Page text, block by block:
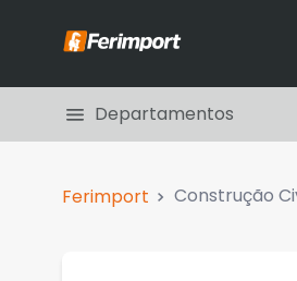
Departamentos
Construção